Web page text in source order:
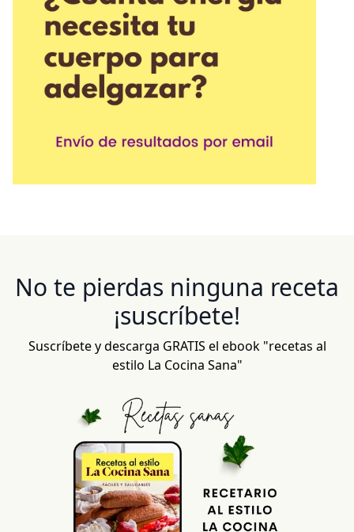
No te pierdas ninguna receta
¡suscríbete!
Suscríbete y descarga GRATIS el ebook "recetas al
estilo La Cocina Sana"